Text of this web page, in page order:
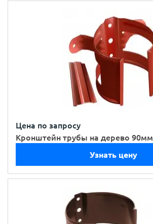
Цена по запросу
Кронштейн трубы на дерево 90мм
Узнать цену